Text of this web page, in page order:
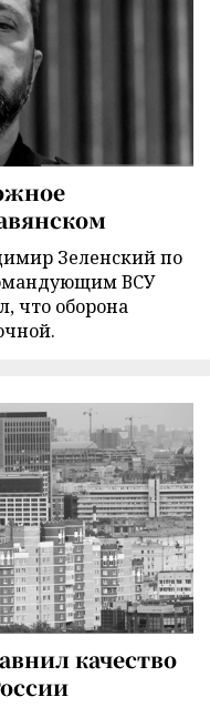
Зеленский по
ВСУ
что оборона
качество